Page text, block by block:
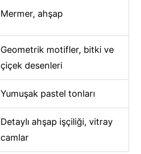
Mermer, ahşap
Geometrik motifler, bitki ve
çiçek desenleri
Yumuşak pastel tonları
Detaylı ahşap işçiliği, vitray
camlar